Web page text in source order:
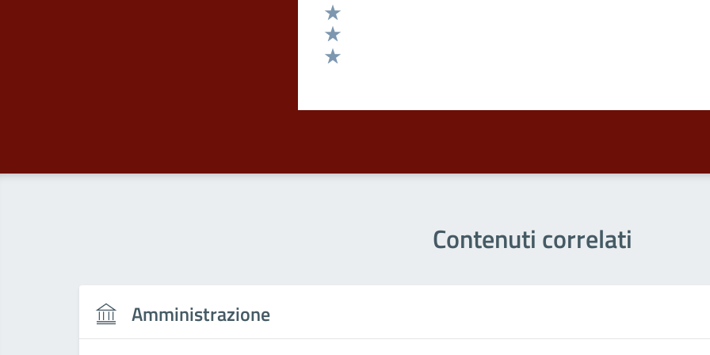
Valuta 4 stelle su 5
Valuta 3 stelle su 5
Valuta 2 stelle su 5
Contenuti correlati
Amministrazione